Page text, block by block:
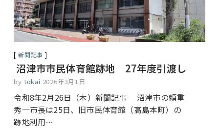
新聞記事
沼津市市民体育館跡地 27年度引渡し
by tokai 2026年3月1日
令和8年2月26日（木）新聞記事 沼津市の頼重
秀一市長は25日、旧市民体育館（高島本町）の
跡地利用…